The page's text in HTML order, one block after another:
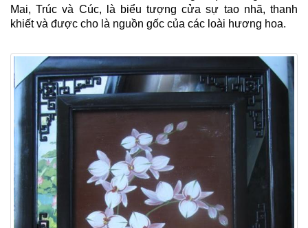
Mai, Trúc và Cúc, là biểu tượng cửa sự tao nhã, thanh
khiết và được cho là nguồn gốc của các loài hương hoa.